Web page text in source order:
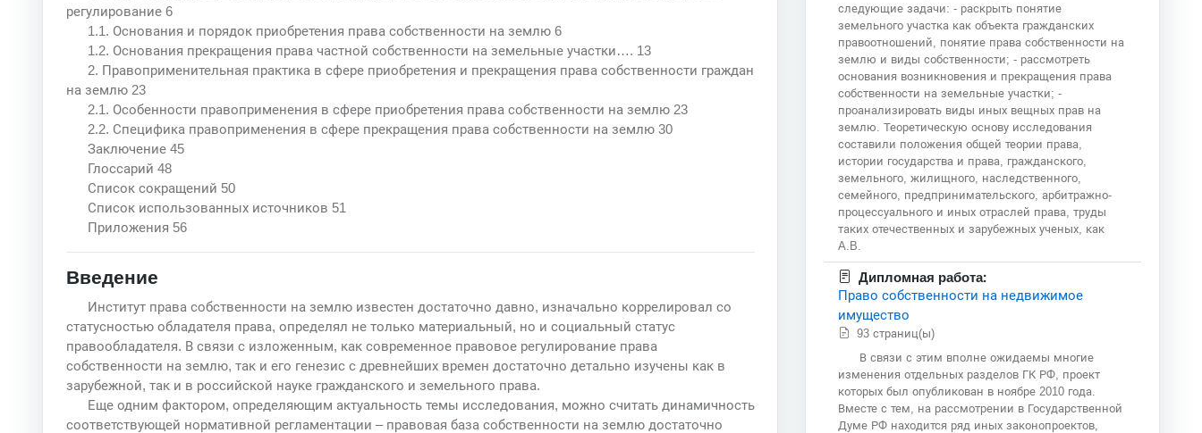
регулирование 6
1.1. Основания и порядок приобретения права собственности на землю 6
1.2. Основания прекращения права частной собственности на земельные участки…. 13
2. Правоприменительная практика в сфере приобретения и прекращения права собственности граждан
на землю 23
2.1. Особенности правоприменения в сфере приобретения права собственности на землю 23
2.2. Специфика правоприменения в сфере прекращения права собственности на землю 30
Заключение 45
Глоссарий 48
Список сокращений 50
Список использованных источников 51
Приложения 56
Введение
Институт права собственности на землю известен достаточно давно, изначально коррелировал со
статусностью обладателя права, определял не только материальный, но и социальный статус
правообладателя. В связи с изложенным, как современное правовое регулирование права
собственности на землю, так и его генезис с древнейших времен достаточно детально изучены как в
зарубежной, так и в российской науке гражданского и земельного права.
Еще одним фактором, определяющим актуальность темы исследования, можно считать динамичность
соответствующей нормативной регламентации – правовая база собственности на землю достаточно
следующие задачи: - раскрыть понятие
земельного участка как объекта гражданских
правоотношений, понятие права собственности на
землю и виды собственности; - рассмотреть
основания возникновения и прекращения права
собственности на земельные участки; -
проанализировать виды иных вещных прав на
землю. Теоретическую основу исследования
составили положения общей теории права,
истории государства и права, гражданского,
земельного, жилищного, наследственного,
семейного, предпринимательского, арбитражно-
процессуального и иных отраслей права, труды
таких отечественных и зарубежных ученых, как
A.B.
Дипломная работа:
Право собственности на недвижимое
имущество
93 страниц(ы)
В связи с этим вполне ожидаемы многие
изменения отдельных разделов ГК РФ, проект
которых был опубликован в ноябре 2010 года.
Вместе с тем, на рассмотрении в Государственной
Думе РФ находится ряд иных законопроектов,